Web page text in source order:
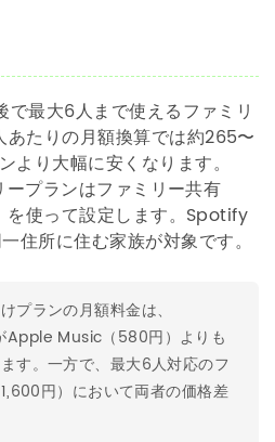
で最大6人まで使えるファミリ
あたりの月額換算では約265〜
より大幅に安くなります。
プランはファミリー共有
を使って設定します。Spotify
住所に住む家族が対象です。
プランの月額料金は、
Music（580円）よりも
す。一方で、最大6人対応のフ
円）において両者の価格差